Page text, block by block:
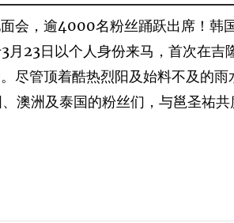
会，逾4000名粉丝踊跃出席！韩
23日以个人身份来马，首次在吉
管顶着酷热烈阳及始料不及的雨
澳洲及泰国的粉丝们，与邕圣祐共